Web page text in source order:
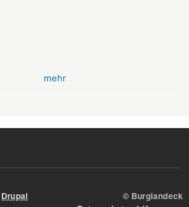
mehr
Drupal © Burglandeck